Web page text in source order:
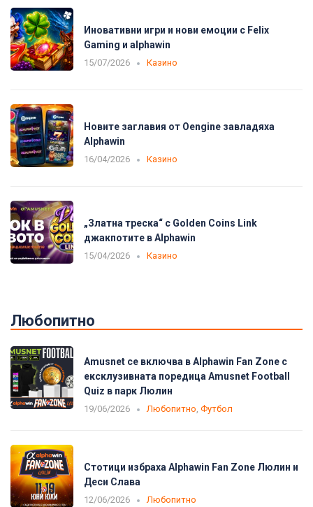
Иновативни игри и нови емоции с Felix
Gaming и alphawin
15/07/2026 Казино
Новите заглавия от Oengine завладяха
Alphawin
16/04/2026 Казино
„Златна треска“ с Golden Coins Link
джакпотите в Alphawin
15/04/2026 Казино
Любопитно
Amusnet се включва в Alphawin Fan Zone с
ексклузивната поредица Amusnet Football
Quiz в парк Люлин
19/06/2026 Любопитно Футбол
Стотици избраха Alphawin Fan Zone Люлин и
Деси Слава
12/06/2026 Любопитно